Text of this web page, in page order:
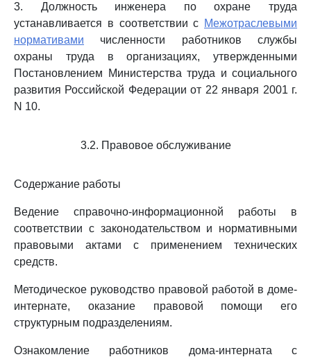
3. Должность инженера по охране труда
устанавливается в соответствии с Межотраслевыми
нормативами численности работников службы
охраны труда в организациях, утвержденными
Постановлением Министерства труда и социального
развития Российской Федерации от 22 января 2001 г.
N 10.
3.2. Правовое обслуживание
Содержание работы
Ведение справочно-информационной работы в
соответствии с законодательством и нормативными
правовыми актами с применением технических
средств.
Методическое руководство правовой работой в доме-
интернате, оказание правовой помощи его
структурным подразделениям.
Ознакомление работников дома-интерната с